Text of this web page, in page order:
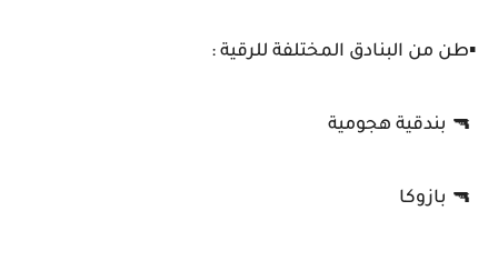
▪️طن من البنادق المختلفة للرقية :
🔫 بندقية هجومية
🔫 بازوكا